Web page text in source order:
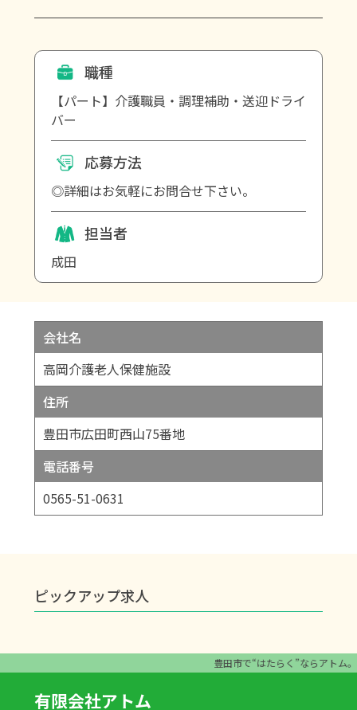
職種
【パート】介護職員・調理補助・送迎ドライ
バー
応募方法
◎詳細はお気軽にお問合せ下さい。
担当者
成田
会社名
高岡介護老人保健施設
住所
豊田市広田町西山75番地
電話番号
0565-51-0631
ピックアップ求人
豊田市で“はたらく”ならアトム
有限会社アトム